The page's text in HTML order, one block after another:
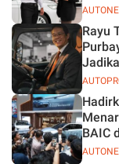
Rayu
BAIC